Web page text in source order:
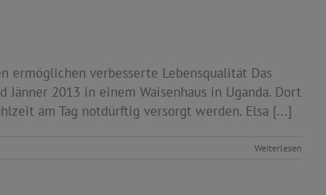
ermöglichen verbesserte Lebensqualität Das
Jänner 2013 in einem Waisenhaus in Uganda. Dort
am Tag notdürftig versorgt werden. Elsa [...]
Weiterlesen